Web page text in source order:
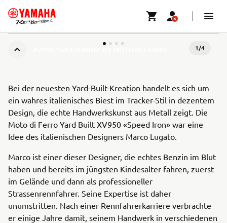
1/4
Bei der neuesten Yard-Built-Kreation handelt es sich um
ein wahres italienisches Biest im Tracker-Stil in dezentem
Design, die echte Handwerkskunst aus Metall zeigt. Die
Moto di Ferro Yard Built XV950 «Speed Iron» war eine
Idee des italienischen Designers Marco Lugato.
Marco ist einer dieser Designer, die echtes Benzin im Blut
haben und bereits im jüngsten Kindesalter fahren, zuerst
im Gelände und dann als professioneller
Strassenrennfahrer. Seine Expertise ist daher
unumstritten. Nach einer Rennfahrerkarriere verbrachte
er einige Jahre damit, seinem Handwerk in verschiedenen